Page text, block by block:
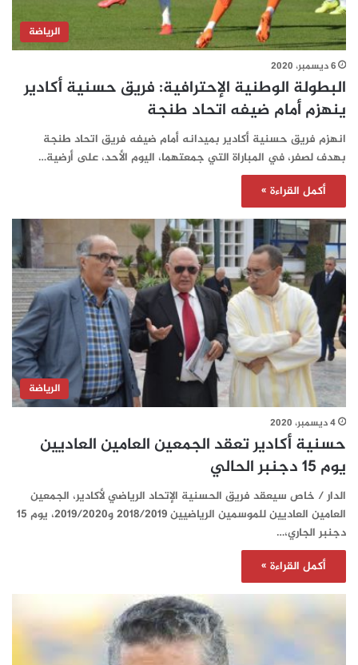
الرياضة
6 ديسمبر، 2020
البطولة الوطنية الإحترافية: فريق حسنية أكادير
ينهزم أمام ضيفه اتحاد طنجة
انهزم فريق حسنية أكادير بميدانه أمام ضيفه فريق اتحاد طنجة
بهدف لصفر، في المباراة التي جمعتهما، اليوم الأحد، على أرضية…
أكمل القراءة »
الرياضة
4 ديسمبر، 2020
حسنية أكادير تعقد الجمعين العامين العاديين
يوم 15 دجنبر الحالي
الدار / خاص سيعقد فريق الحسنية الإتحاد الرياضي لأكادير، الجمعين
العامين العاديين للموسمين الرياضيين 2018/2019 و2019/2020، يوم 15
دجنبر الجاري،…
أكمل القراءة »